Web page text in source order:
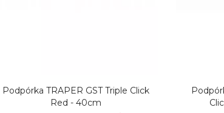
Podpórka TRAPER GST Triple Click
Red - 40cm